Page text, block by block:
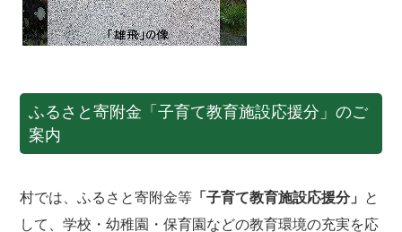
ふるさと寄附金「子育て教育施設応援分」のご
案内
村では、ふるさと寄附金等 「子育て教育施設応援分」 と
して、学校・幼稚園・保育園などの教育環境の充実を応